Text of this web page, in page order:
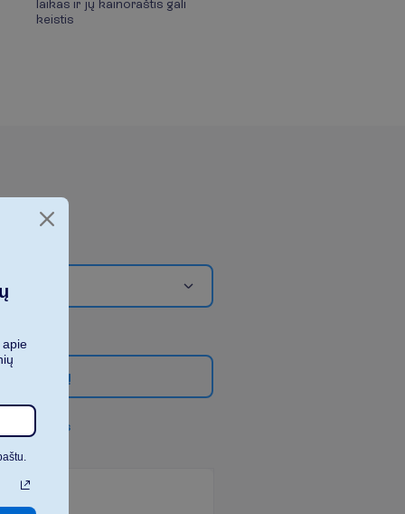
laikas ir jų kainoraštis gali
keistis
ų
s